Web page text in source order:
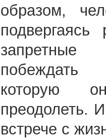
образом,
подвергаясь
которую
преодолеть.
встрече с